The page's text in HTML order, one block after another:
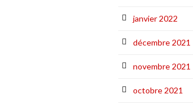
janvier 2022
décembre 2021
novembre 2021
octobre 2021